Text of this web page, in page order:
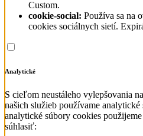
Custom.
cookie-social: Používa sa na
cookies sociálnych sietí.
Analytické
S cieľom neustáleho vylepšovania
našich služieb používame
analytické súbory cookies
súhlasiť: